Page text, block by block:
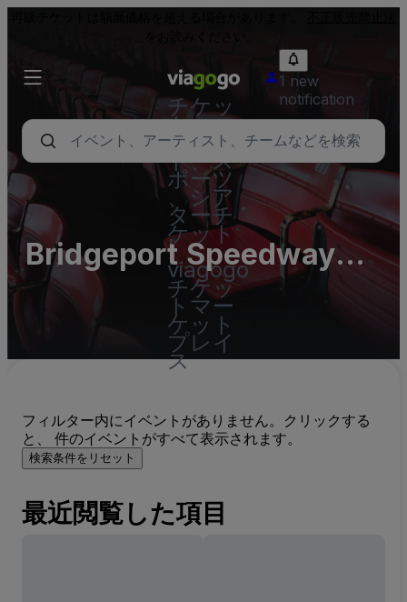
チケッ
ト - コ
ンサー
ト、ス
ポーツ
、シア
ターチ
ケット
|
viagogo
チケッ
トマー
ケット
プレイ
ス
1 new
notification
Bridgeport Speedway
Parking Lots (InActive)
フィルター内にイベントがありません。クリックする
と、 件のイベントがすべて表示されます。
検索条件をリセット
最近閲覧した項目